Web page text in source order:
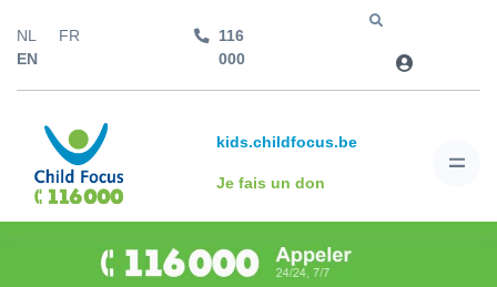
NL
FR
EN
116
000
kids.childfocus.be
Je fais un don